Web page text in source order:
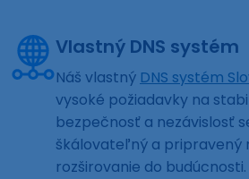
Vlastný DNS systém
Náš vlastný DNS systém
vysoké požiadavky na
bezpečnosť a nezávislosť
škálovateľný a pripravený
rozširovanie do budúcnosti.